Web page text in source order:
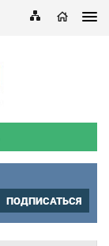
ПОДПИСАТЬСЯ